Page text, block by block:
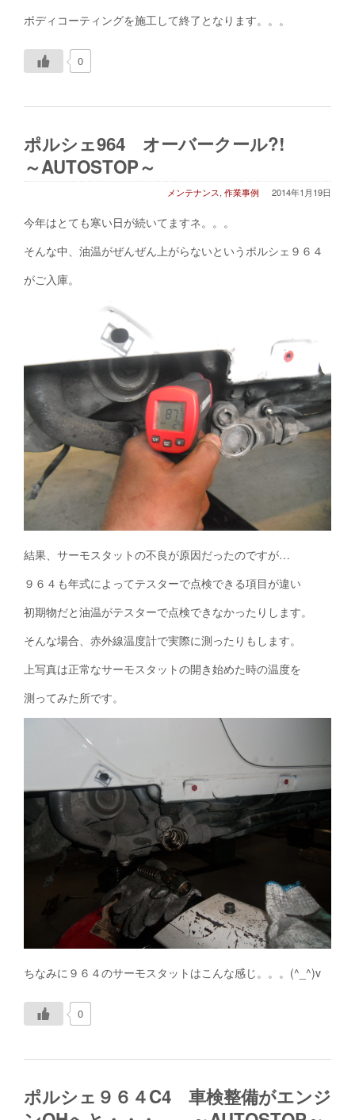
ボディコーティングを施工して終了となります。。。
0
ポルシェ964 オーバークール?!
～AUTOSTOP～
2014年1月19日
メンテナンス, 作業事例
今年はとても寒い日が続いてますネ。。。
そんな中、油温がぜんぜん上がらないというポルシェ９６４
がご入庫。
結果、サーモスタットの不良が原因だったのですが…
９６４も年式によってテスターで点検できる項目が違い
初期物だと油温がテスターで点検できなかったりします。
そんな場合、赤外線温度計で実際に測ったりもします。
上写真は正常なサーモスタットの開き始めた時の温度を
測ってみた所です。
ちなみに９６４のサーモスタットはこんな感じ。。。(^_^)v
0
ポルシェ９６４C4 車検整備がエンジ